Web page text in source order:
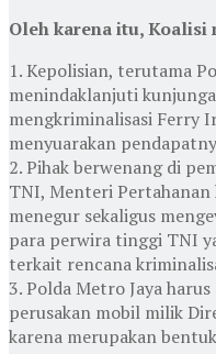
Oleh karena itu, Koalisi
1. Kepolisian, terutama
menindaklanjuti
mengkriminalisasi Ferry
menyuarakan
2. Pihak berwenang di
TNI, Menteri Pertahanan
menegur sekaligus
para perwira tinggi TNI
terkait rencana
3. Polda Metro Jaya
perusakan mobil milik
karena merupakan